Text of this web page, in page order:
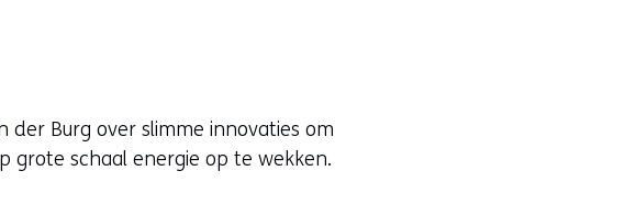
der Burg over slimme innovaties om
grote schaal energie op te wekken.